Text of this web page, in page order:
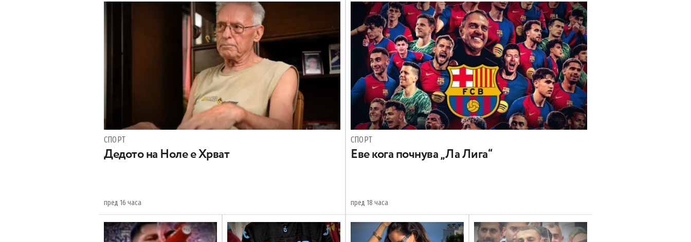
СПОРТ
Дедото на Ноле е Хрват
пред 16 часа
СПОРТ
Еве кога почнува „Ла Лига“
пред 18 часа